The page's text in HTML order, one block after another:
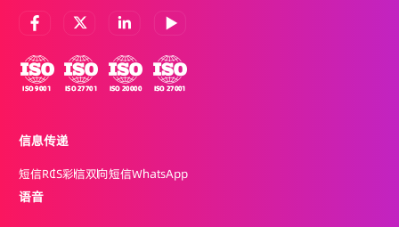
信息传递
短信RCS彩信双向短信WhatsApp
语音